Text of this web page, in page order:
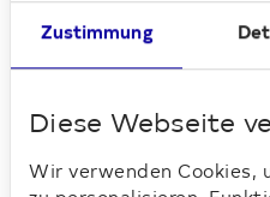
Zustimmung
Diese Webseite
Wir verwenden Cookies,
Maßnahmen konnte
Ausstoß um rund
von etwa 48 Prozent
Christian